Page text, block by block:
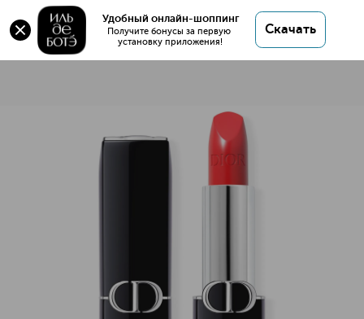
Удобный онлайн-шоппинг
Получите бонусы за первую
установку приложения!
Скачать
Rouge Dior Помада для губ с сатиновым финишем
Характеристики